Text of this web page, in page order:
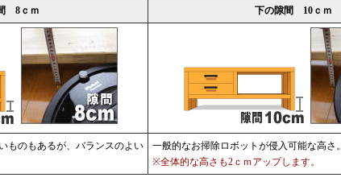
8ｃｍ 下の隙間 10ｃｍ
ものもあるが、バランスのよい
一般的なお掃除ロボットが侵入可能な高さ。
※全体的な高さも2ｃｍアップします。